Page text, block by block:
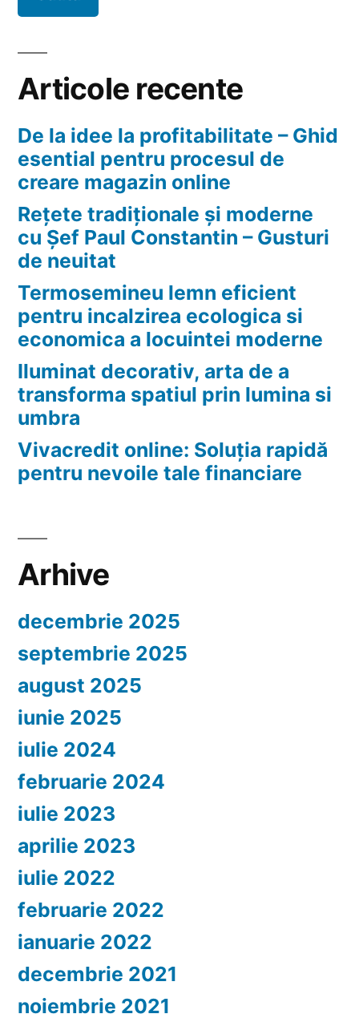
Articole recente
De la idee la profitabilitate – Ghid
esential pentru procesul de
creare magazin online
Rețete tradiționale și moderne
cu Șef Paul Constantin – Gusturi
de neuitat
Termosemineu lemn eficient
pentru incalzirea ecologica si
economica a locuintei moderne
Iluminat decorativ, arta de a
transforma spatiul prin lumina si
umbra
Vivacredit online: Soluția rapidă
pentru nevoile tale financiare
Arhive
decembrie 2025
septembrie 2025
august 2025
iunie 2025
iulie 2024
februarie 2024
iulie 2023
aprilie 2023
iulie 2022
februarie 2022
ianuarie 2022
decembrie 2021
noiembrie 2021